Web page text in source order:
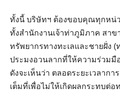
ทั้งนี้ บริษัทฯ ต้องขอบคุณทุกหน่ว
ทั้งสำนักงานเจ้าท่าภูมิภาค สาข
ทรัพยากรทางทะเลและชายฝั่ง (
ประมงอวนลากที่ให้ความร่วมมื
ดังจะเห็นว่า ตลอดระยะเวลากา
เต็มที่เพื่อไม่ให้เกิดผลกระทบต่อ